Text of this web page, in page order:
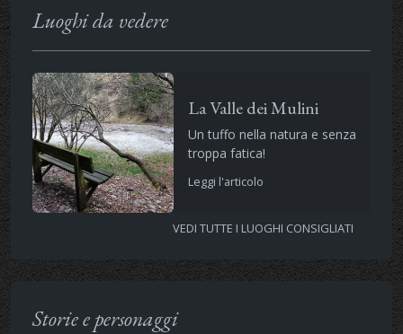
Luoghi da vedere
La Valle dei Mulini
Un tuffo nella natura e senza
troppa fatica!
Leggi l'articolo
VEDI TUTTE I LUOGHI CONSIGLIATI
Storie e personaggi